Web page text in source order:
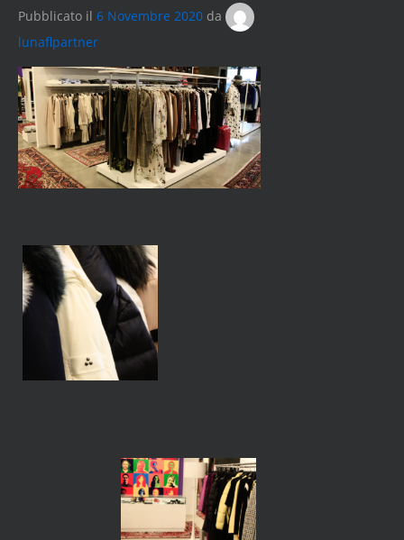
Pubblicato il 6 Novembre 2020 da
lunaflpartner